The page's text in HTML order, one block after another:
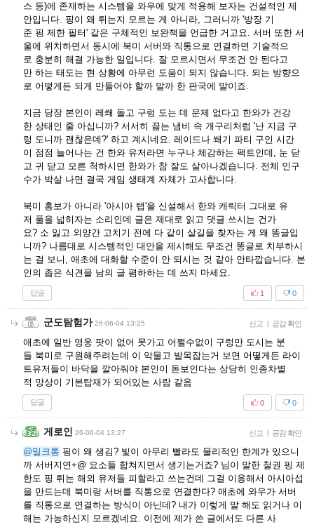
스 등)에 존재하는 시스템을 와우에 맞게 적용해 보자는 건설적인 제
안입니다. 핑이 왜 튀는지 모르는 게 아니라, 그러니까 '방장 기
준 핑 제한 필터' 같은 구체적인 보완책을 언급한 거고요. 서버 또한 서
울에 위치하면서 동시에 북미 서버와 직통으로 연결하면 기술적으
로 충분히 해결 가능한 일입니다. 잘 모르시면서 무조건 안 된다고
만 하는 태도는 현 상황에 아무런 도움이 되지 않습니다. 되는 방향으
로 어떻게든 되게 만들어야 할까 말까 한 판국에 말이죠.
지금 당장 본인이 레쐐 돌고 구렁 도는 데 문제 없다고 한와가 건강
한 상태인 줄 아십니까? 서서히 끓는 냄비 속 개구리처럼 '난 지금 구
렁 도니까 괜찮은데?' 하고 계시네요. 레이드나 쐐기 파티 구인 시간
이 점점 늘어나는 건 한와 유저라면 누구나 체감하는 팩트인데, 눈 닫
고 귀 닫고 모른 척하시면 한와가 참 잘도 살아나겠습니다. 전체 인구
수가 박살 나면 결국 게임 생태계 자체가 고사합니다.
북미 홍보가 아니라 '아시아 탭'을 신설해서 한와 캐릭터 그대로 유
저 풀을 넓히자는 소리인데 글은 제대로 읽고 댓글 쓰시는 건가
요? 소 잃고 외양간 고치기 전에 다 같이 살길을 찾자는 게 왜 똥글입
니까? 나름대로 시스템적인 대안을 제시해도 무조건 똥글로 치부하시
는 걸 보니, 애초에 대화할 수준이 안 되시는 것 같아 안타깝습니다. 본
인의 좁은 식견을 남의 글 폄하하는 데 쓰지 마세요.
답글 0
1
군도탐험가 26-06-04 13:25 신고 | 공감 확인
애초에 일반 영웅 팟이 없어 못가고 어쩔수없이 구렁만 도시는 분
들 북미로 구원해주려는데 이 악물고 발목잡는거 보면 어떻게든 라이
트유저들이 바닥을 깔아줘야 본인이 돋보인다는 상당히 인종차별
적 망상이 기본탑재가 되어있는 사람 같음
답글 0
0
게로인 26-06-04 13:27 신고 | 공감 확인
@밀크통 핑이 왜 생김? 빛이 아무리 빨라도 물리적인 한계가 있으니
까 서버지연+@ 요소들 합쳐지면서 생기는거죠? 님이 말한 철권 핑 제
한도 핑 튀는 해외 유저들 피할라고 쓰는건데 그걸 이용해서 아시아섭
을 만드는데 북미랑 서버를 직통으로 연결한다? 애초에 와우가 서버
를 직통으로 연결하는 방식이 아닌데? 내가 이렇게 말 해도 읽거나 이
해는 가능하신지 모르겠네요. 이전에 제가 쓴 글에서도 다른 사